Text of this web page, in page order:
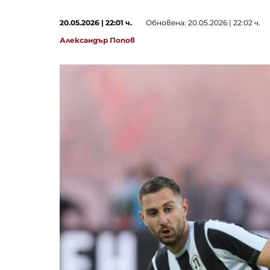
20.05.2026 | 22:01 ч.
Обновена: 20.05.2026 | 22:02 ч.
Александър Попов